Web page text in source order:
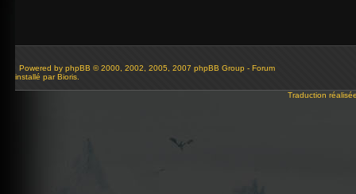
Powered by phpBB © 2000, 2002, 2005, 2007 phpBB Group - Forum
installé par Bioris.
Traduction